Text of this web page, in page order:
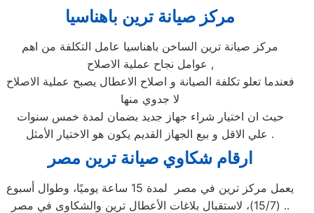
مركز صيانة ترين باهناسيا
مركز صيانة ترين الساخن باهناسيا عامل التكلفة من اهم
عوامل نجاح عملية الاصلاح ,
فعندما تعلو تكلفة الصيانة و اصلاح الاعطال يصبح عملية الاصلاح
لا جدوي منها
حيث ان اختيار شراء جهاز جديد بضمان لمدة خمس سنوات
علي الاقل و بيع الجهاز القديم يكون هو الاختيار الأمثل .
ارقام شكاوي صيانة ترين مصر
يعمل مركز ترين في مصر لمدة 15 ساعة يوميًا، وطوال أسبوع
(15/7)، لاستقبال بلاغات الأعطال ترين والشكاوى في مصر ..